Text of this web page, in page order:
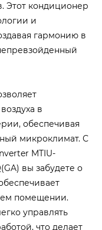
Этот кондиционер
и
гармонию в
в
обеспечивая
микроклимат. С
MTIU-
вы забудете о
помещении.
управлять
что делает